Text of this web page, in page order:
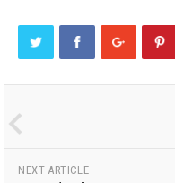
NEXT ARTICLE